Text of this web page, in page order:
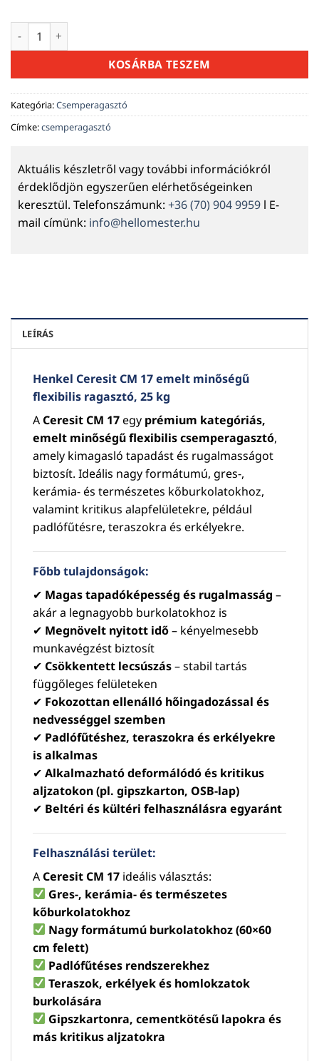
Henkel Ceresit CM 17 emelt minőségű flexibilis ragasztó, 25
KOSÁRBA TESZEM
Kategória:Csemperagasztó
Címke:csemperagasztó
Aktuális készletről vagy további információkról
érdeklődjön egyszerűen elérhetőségeinken
keresztül. Telefonszámunk: +36 (70) 904 9959 l E-
mail címünk: info@hellomester.hu
LEÍRÁS
Henkel Ceresit CM 17 emelt minőségű
flexibilis ragasztó, 25 kg
ACeresit CM 17egy prémium kategóriás,
emelt minőségű flexibilis csemperagasztó,
amely kimagasló tapadást és rugalmasságot
biztosít. Ideális nagy formátumú, gres-,
kerámia- és természetes kőburkolatokhoz,
valamint kritikus alapfelületekre, például
padlófűtésre, teraszokra és erkélyekre.
Főbb tulajdonságok:
✔ Magas tapadóképesség és rugalmasság –
akár a legnagyobb burkolatokhoz is
✔ Megnövelt nyitott idő– kényelmesebb
munkavégzést biztosít
✔ Csökkentett lecsúszás– stabil tartás
függőleges felületeken
✔ Fokozottan ellenálló hőingadozással és
nedvességgel szemben
✔ Padlófűtéshez, teraszokra és erkélyekre
is alkalmas
✔ Alkalmazható deformálódó és kritikus
aljzatokon (pl. gipszkarton, OSB-lap)
✔ Beltéri és kültéri felhasználásra egyaránt
Felhasználási terület:
ACeresit CM 17 ideális választás:
Gres-, kerámia- és természetes
kőburkolatokhoz
Nagy formátumú burkolatokhoz (60×60
cm felett)
Padlófűtéses rendszerekhez
Teraszok, erkélyek és homlokzatok
burkolására
Gipszkartonra, cementkötésű lapokra és
más kritikus aljzatokra